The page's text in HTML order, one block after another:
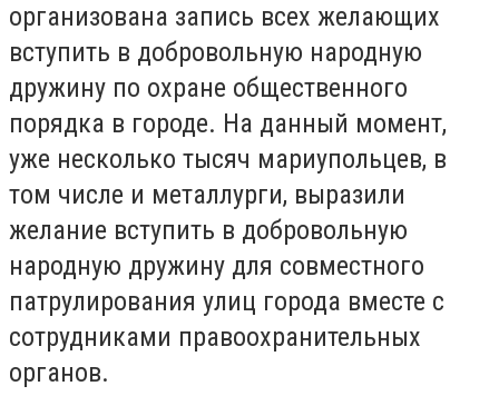
организована запись всех желающих
вступить в добровольную народную
дружину по охране общественного
порядка в городе. На данный момент,
уже несколько тысяч мариупольцев, в
том числе и металлурги, выразили
желание вступить в добровольную
народную дружину для совместного
патрулирования улиц города вместе с
сотрудниками правоохранительных
органов.